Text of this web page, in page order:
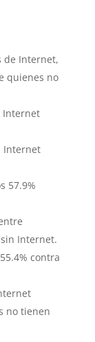
de Internet,
quienes no
Internet
Internet
57.9%
Internet.
contra
no tienen